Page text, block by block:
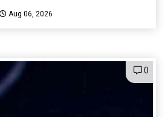
Aug 06, 2026
0